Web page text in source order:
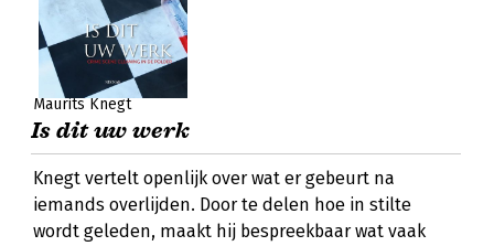
Maurits Knegt
Is dit uw werk
Knegt vertelt openlijk over wat er gebeurt na
iemands overlijden. Door te delen hoe in stilte
wordt geleden, maakt hij bespreekbaar wat vaak